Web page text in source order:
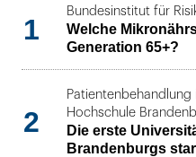
1
Bundesinstitut für
Welche
Generation 65+?
2
Hochschule
Die erste
Brandenburgs